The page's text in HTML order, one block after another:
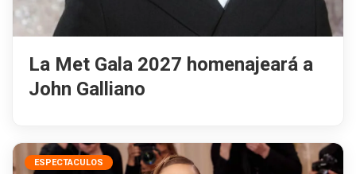
La Met Gala 2027 homenajeará a
John Galliano
ESPECTACULOS